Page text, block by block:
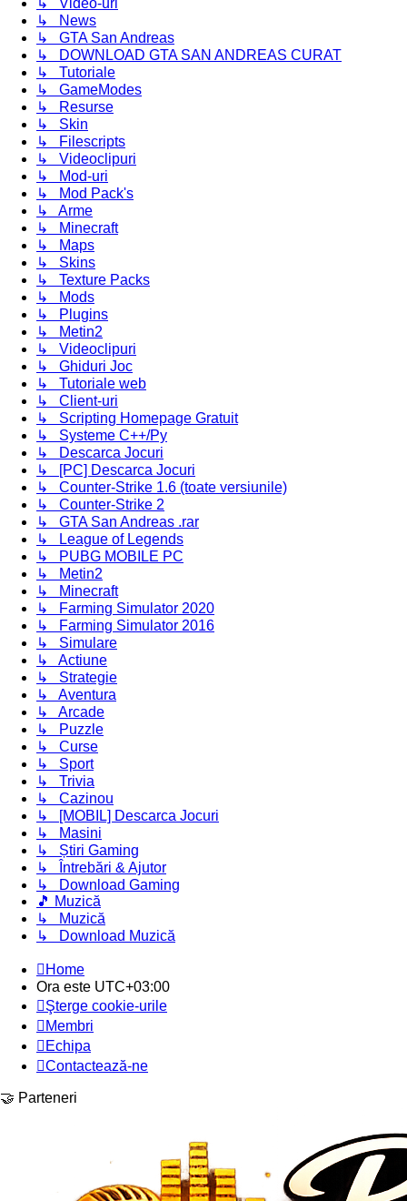
↳ News
↳ GTA San Andreas
↳ DOWNLOAD GTA SAN ANDREAS CURAT
↳ Tutoriale
↳ GameModes
↳ Resurse
↳ Skin
↳ Filescripts
↳ Videoclipuri
↳ Mod-uri
↳ Mod Pack's
↳ Arme
↳ Minecraft
↳ Maps
↳ Skins
↳ Texture Packs
↳ Mods
↳ Plugins
↳ Metin2
↳ Videoclipuri
↳ Ghiduri Joc
↳ Tutoriale web
↳ Client-uri
↳ Scripting Homepage Gratuit
↳ Systeme C++/Py
↳ Descarca Jocuri
↳ [PC] Descarca Jocuri
↳ Counter-Strike 1.6 (toate versiunile)
↳ Counter-Strike 2
↳ GTA San Andreas .rar
↳ League of Legends
↳ PUBG MOBILE PC
↳ Metin2
↳ Minecraft
↳ Farming Simulator 2020
↳ Farming Simulator 2016
↳ Simulare
↳ Actiune
↳ Strategie
↳ Aventura
↳ Arcade
↳ Puzzle
↳ Curse
↳ Sport
↳ Trivia
↳ Cazinou
↳ [MOBIL] Descarca Jocuri
↳ Masini
↳ Știri Gaming
↳ Întrebări & Ajutor
↳ Download Gaming
🎵 Muzică
↳ Muzică
↳ Download Muzică
Home
Ora este UTC+03:00
Şterge cookie-urile
Membri
Echipa
Contactează-ne
🤝 Parteneri